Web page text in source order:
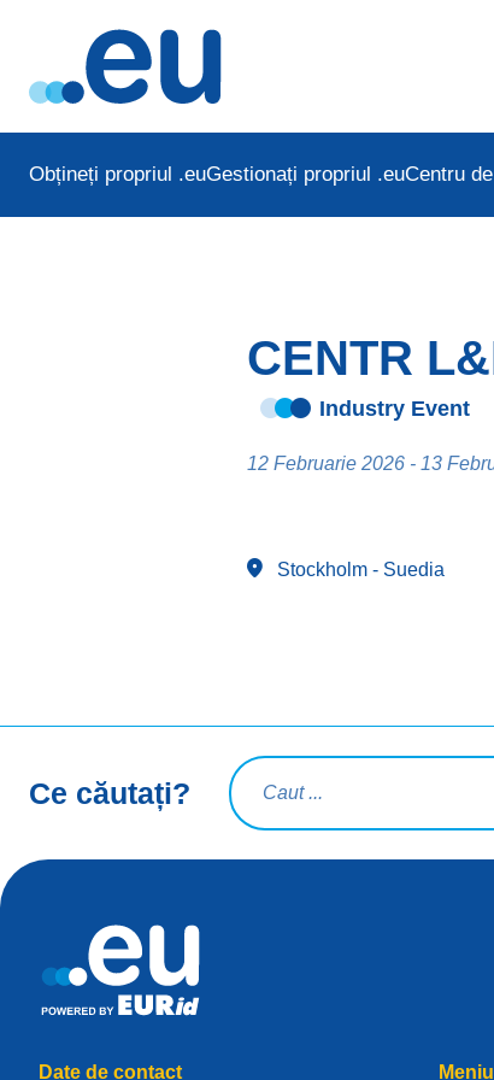
Obțineți propriul .euGestionați propriul .euCentru
CENTR
Industry Event
12 Februarie 2026 - 13
Stockholm - Suedia
Ce căutați?
Interogare de căutare
Date de contact Meniu